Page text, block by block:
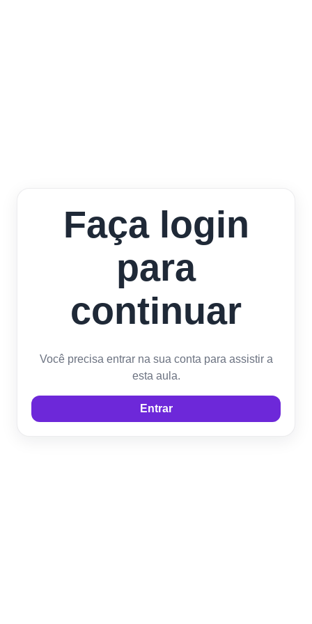
Faça login
para
continuar
Você precisa entrar na sua conta para assistir a
esta aula.
Entrar